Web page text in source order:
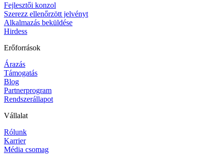
Fejlesztői konzol
Szerezz ellenőrzött jelvényt
Alkalmazás beküldése
Hirdess
Erőforrások
Árazás
Támogatás
Blog
Partnerprogram
Rendszerállapot
Vállalat
Rólunk
Karrier
Média csomag